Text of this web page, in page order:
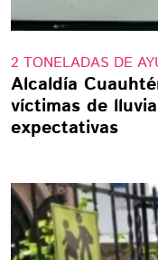
2 TONELADAS DE
Alcaldía
víctimas de
expectativas